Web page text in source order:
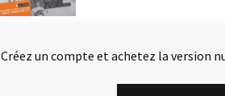
Créez un compte et achetez la version